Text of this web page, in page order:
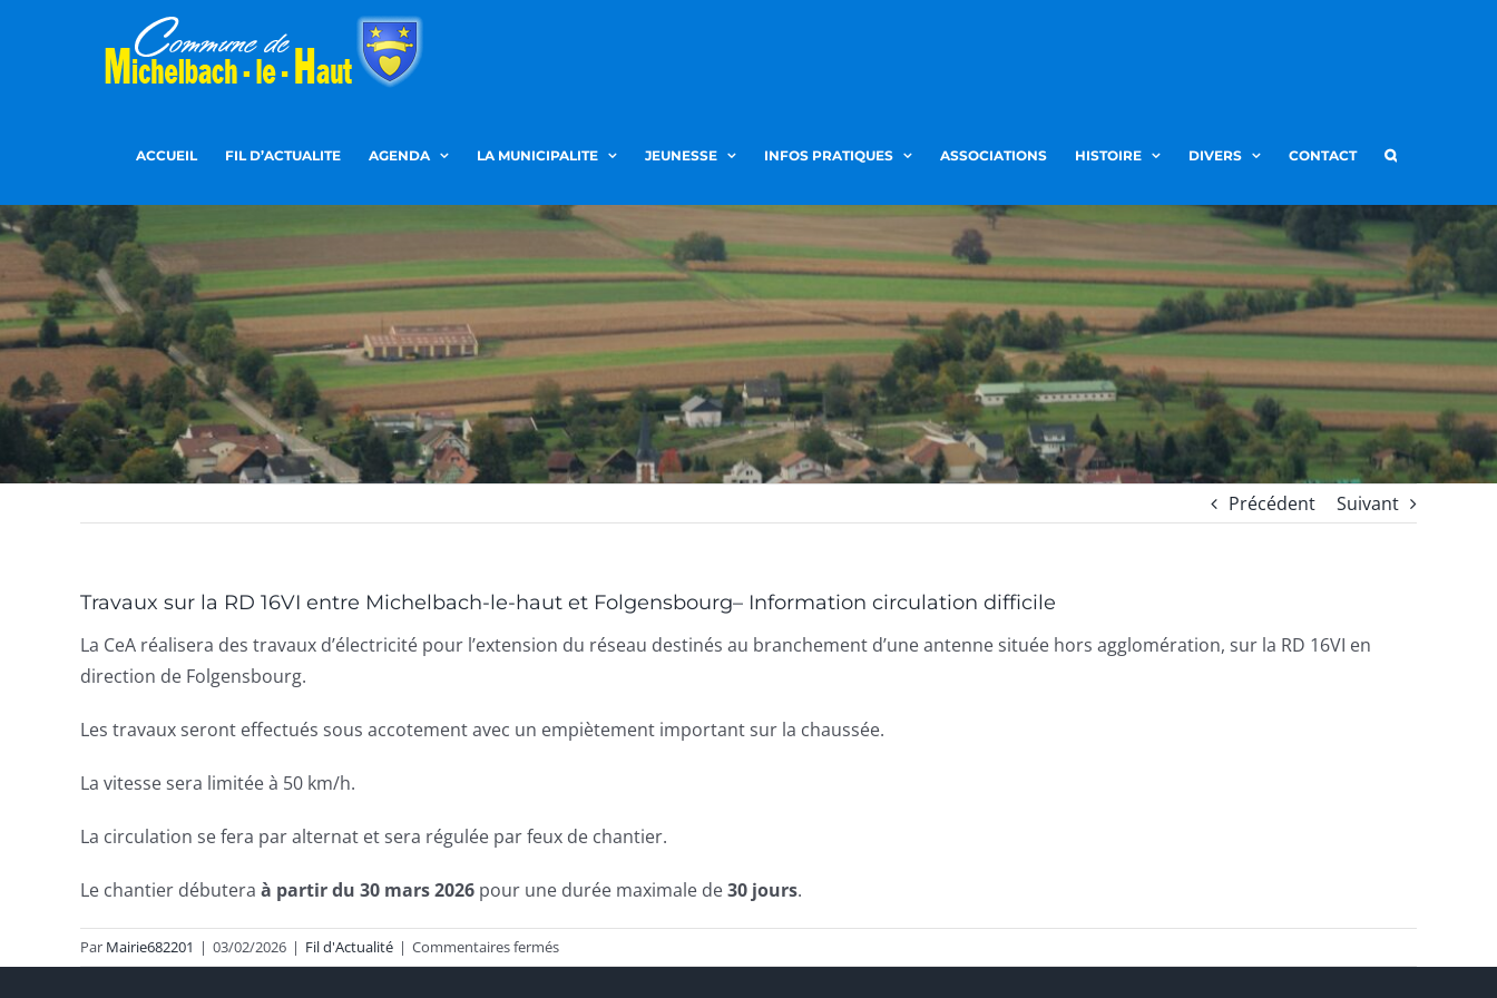
ACCUEIL FIL D’ACTUALITE AGENDA LA MUNICIPALITE JEUNESSE INFOS PRATIQUES ASSOCIATIONS HISTOIRE DIVERS CONTACT
Précédent Suivant
Travaux sur la RD 16VI entre Michelbach-le-haut et Folgensbourg– Information circulation difficile
La CeA réalisera des travaux d’électricité pour l’extension du réseau destinés au branchement d’une antenne située hors agglomération, sur la RD 16VI en
direction de Folgensbourg.
Les travaux seront effectués sous accotement avec un empiètement important sur la chaussée.
La vitesse sera limitée à 50 km/h.
La circulation se fera par alternat et sera régulée par feux de chantier.
Le chantier débutera à partir du 30 mars 2026 pour une durée maximale de30 jours.
Par Mairie682201 | 03/02/2026 | Fil d'Actualité | Commentaires ferméssur
Travaux